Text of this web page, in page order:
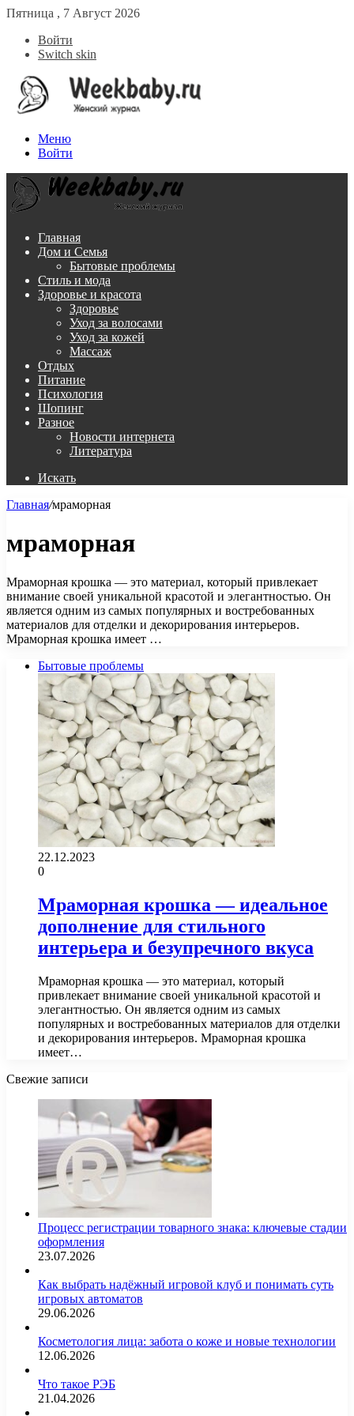
Пятница , 7 Август 2026
Войти
Switch skin
Меню
Войти
Главная
Дом и Семья
Бытовые проблемы
Стиль и мода
Здоровье и красота
Здоровье
Уход за волосами
Уход за кожей
Массаж
Отдых
Питание
Психология
Шопинг
Разное
Новости интернета
Литература
Искать
Главная/мраморная
мраморная
Мраморная крошка — это материал, который привлекает
внимание своей уникальной красотой и элегантностью. Он
является одним из самых популярных и востребованных
материалов для отделки и декорирования интерьеров.
Мраморная крошка имеет …
Бытовые проблемы
22.12.2023
0
Мраморная крошка — идеальное
дополнение для стильного
интерьера и безупречного вкуса
Мраморная крошка — это материал, который
привлекает внимание своей уникальной красотой и
элегантностью. Он является одним из самых
популярных и востребованных материалов для отделки
и декорирования интерьеров. Мраморная крошка
имеет…
Свежие записи
Процесс регистрации товарного знака: ключевые стадии
оформления
23.07.2026
Как выбрать надёжный игровой клуб и понимать суть
игровых автоматов
29.06.2026
Косметология лица: забота о коже и новые технологии
12.06.2026
Что такое РЭБ
21.04.2026